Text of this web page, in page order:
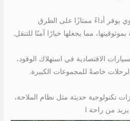
يوفر أداءً ممتازًا على الطرق
مما يجعلها خيارًا آمنًا للتنقل.
الاقتصادية في استهلاك الوقود،
خاصةً للمجموعات الكبيرة.
تكنولوجية حديثة مثل نظام الملاحة،
من راحة ا